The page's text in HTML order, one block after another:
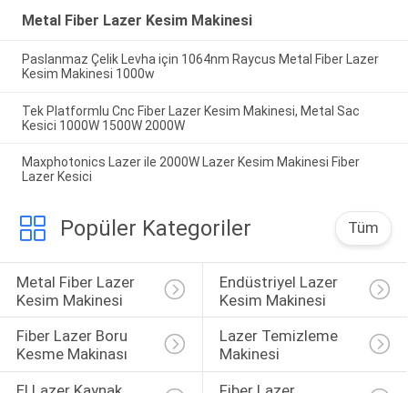
Metal Fiber Lazer Kesim Makinesi
Paslanmaz Çelik Levha için 1064nm Raycus Metal Fiber Lazer
Kesim Makinesi 1000w
Tek Platformlu Cnc Fiber Lazer Kesim Makinesi, Metal Sac
Kesici 1000W 1500W 2000W
Maxphotonics Lazer ile 2000W Lazer Kesim Makinesi Fiber
Lazer Kesici
Popüler Kategoriler Tüm
Metal Fiber Lazer
Kesim Makinesi
Endüstriyel Lazer
Kesim Makinesi
Fiber Lazer Boru
Kesme Makinası
Lazer Temizleme
Makinesi